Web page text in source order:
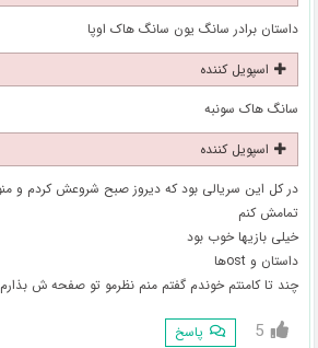
داستان برادر سانگ یون سانگ هاک اوپا
اسپویل کننده
سانگ هاک سونبه
اسپویل کننده
در کل این سریالی بود که دیروز صبح شروعش کردم و
تمامش کنم
خیلی بازیها خوب بود
داستان و ostها
چند تا کامنتم خوندم گفتم منم نظرمو تو صفحه ش بذارم
5 پاسخ